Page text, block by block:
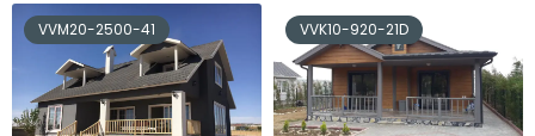
VVM20-2500-41 VVK10-920-21D